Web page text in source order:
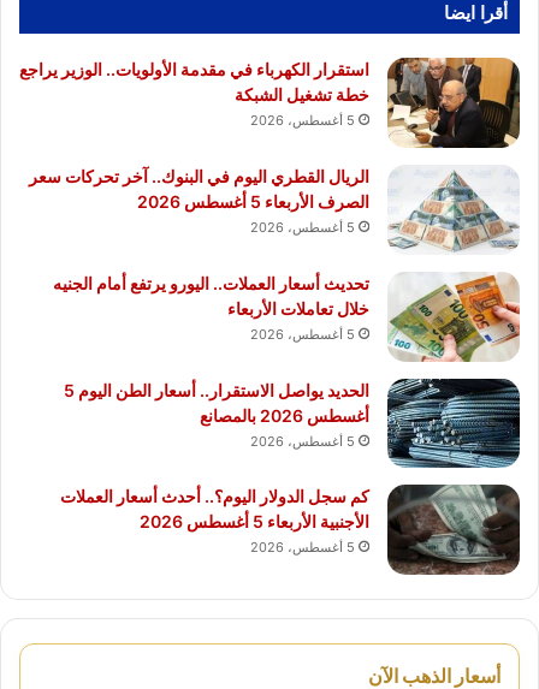
أقرا ايضا
استقرار الكهرباء في مقدمة الأولويات.. الوزير يراجع
خطة تشغيل الشبكة
5 أغسطس، 2026
الريال القطري اليوم في البنوك.. آخر تحركات سعر
الصرف الأربعاء 5 أغسطس 2026
5 أغسطس، 2026
تحديث أسعار العملات.. اليورو يرتفع أمام الجنيه
خلال تعاملات الأربعاء
5 أغسطس، 2026
الحديد يواصل الاستقرار.. أسعار الطن اليوم 5
أغسطس 2026 بالمصانع
5 أغسطس، 2026
كم سجل الدولار اليوم؟.. أحدث أسعار العملات
الأجنبية الأربعاء 5 أغسطس 2026
5 أغسطس، 2026
أسعار الذهب الآن